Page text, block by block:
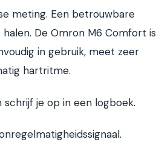
meting. Een betrouwbare
De Omron M6 Comfort is
in gebruik, meet zeer
hartritme.
je op in een logboek.